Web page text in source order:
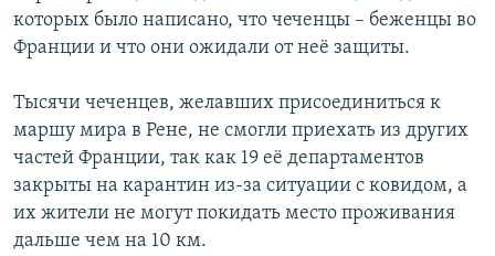
которых было написано, что чеченцы – беженцы во
Франции и что они ожидали от неё защиты.
Тысячи чеченцев, желавших присоединиться к
маршу мира в Рене, не смогли приехать из других
частей Франции, так как 19 её департаментов
закрыты на карантин из-за ситуации с ковидом, а
их жители не могут покидать место проживания
дальше чем на 10 км.